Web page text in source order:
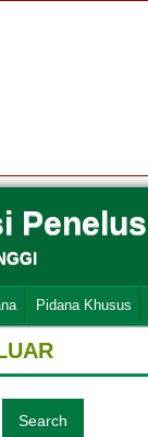
Pidana Khusus